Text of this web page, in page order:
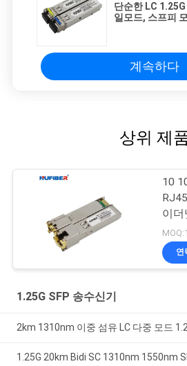
단순한 LC
일모드, 스프피
계속하다
상위 제
10
이더
연
1.25G SFP 송수신기
2km 1310nm 이중 섬유 LC 다중 모드
1.25G 20km Bidi SC 1310nm 1550nm